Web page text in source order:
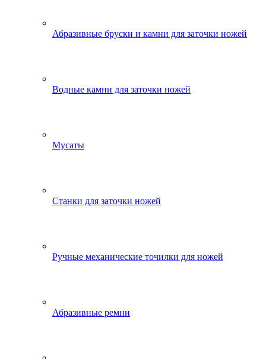
Абразивные бруски и камни для заточки ножей
Водные камни для заточки ножей
Мусаты
Станки для заточки ножей
Ручные механические точилки для ножей
Абразивные ремни